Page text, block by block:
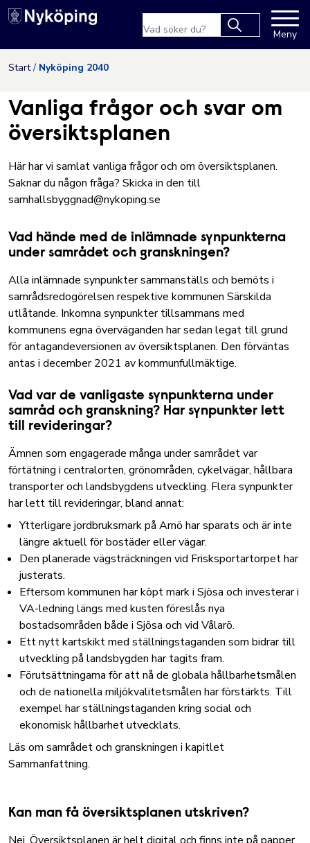
Hoppa till innehåll
Nyköpings kommuns
Meny
Start Nyköping 2040
Vanliga frågor och svar om
översiktsplanen
Här har vi samlat vanliga frågor och om översiktsplanen.
Saknar du någon fråga? Skicka in den till
samhallsbyggnad@nykoping.se
Vad hände med de inlämnade synpunkterna
under samrådet och granskningen?
Alla inlämnade synpunkter sammanställs och bemöts i
samrådsredogörelsen respektive kommunen Särskilda
utlåtande. Inkomna synpunkter tillsammans med
kommunens egna överväganden har sedan legat till grund
för antagandeversionen av översiktsplanen. Den förväntas
antas i december 2021 av kommunfullmäktige.
Vad var de vanligaste synpunkterna under
samråd och granskning? Har synpunkter lett
till revideringar?
Ämnen som engagerade många under samrådet var
förtätning i centralorten, grönområden, cykelvägar, hållbara
transporter och landsbygdens utveckling. Flera synpunkter
har lett till revideringar, bland annat:
Ytterligare jordbruksmark på Arnö har sparats och är inte
längre aktuell för bostäder eller vägar.
Den planerade vägsträckningen vid Frisksportartorpet har
justerats.
Eftersom kommunen har köpt mark i Sjösa och investerar i
VA-ledning längs med kusten föreslås nya
bostadsområden både i Sjösa och vid Vålarö.
Ett nytt kartskikt med ställningstaganden som bidrar till
utveckling på landsbygden har tagits fram.
Förutsättningarna för att nå de globala hållbarhetsmålen
och de nationella miljökvalitetsmålen har förstärkts. Till
exempel har ställningstaganden kring social och
ekonomisk hållbarhet utvecklats.
Läs om samrådet och granskningen i kapitlet
Sammanfattning.
Kan man få översiktsplanen utskriven?